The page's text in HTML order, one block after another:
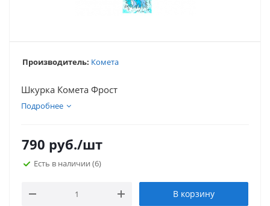
Производитель: Комета
Шкурка Комета Фрост
Подробнее
790 руб./шт
Есть в наличии (6)
В корзину